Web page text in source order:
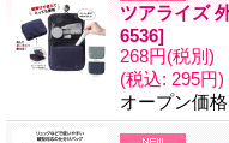
ツアライズ
6536]
268円(税別)
(税込: 295円)
オープン価格